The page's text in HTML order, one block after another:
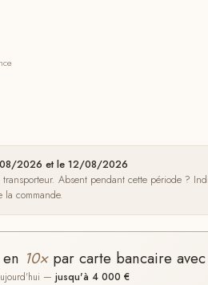
08/2026 et le 12/08/2026
Absent pendant cette période ?
la commande.
10×par carte bancaire
— jusqu'à 4 000 €